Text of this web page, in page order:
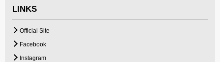
LINKS
Official Site
Facebook
Instagram